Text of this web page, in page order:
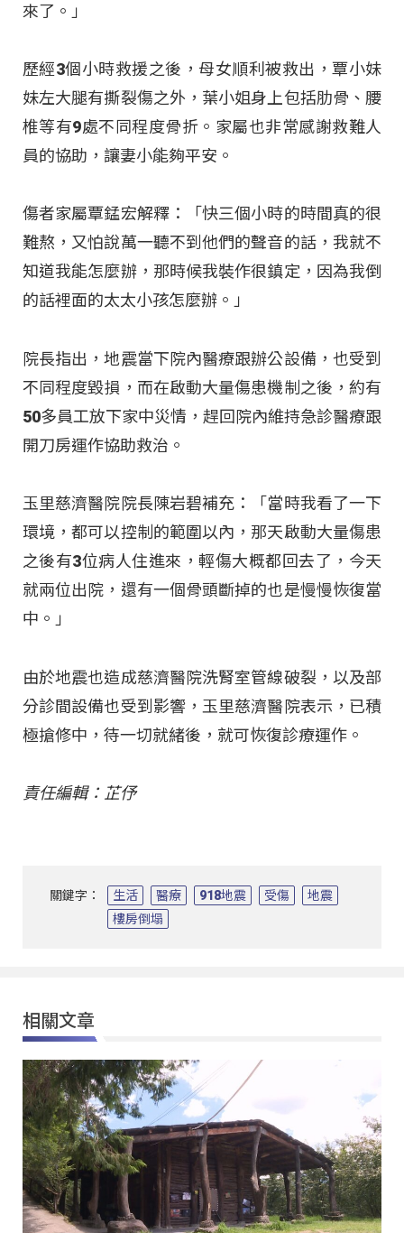
來了。」
歷經3個小時救援之後，母女順利被救出，覃小妹
妹左大腿有撕裂傷之外，葉小姐身上包括肋骨、腰
椎等有9處不同程度骨折。家屬也非常感謝救難人
員的協助，讓妻小能夠平安。
傷者家屬覃錳宏解釋：「快三個小時的時間真的很
難熬，又怕說萬一聽不到他們的聲音的話，我就不
知道我能怎麼辦，那時候我裝作很鎮定，因為我倒
的話裡面的太太小孩怎麼辦。」
院長指出，地震當下院內醫療跟辦公設備，也受到
不同程度毀損，而在啟動大量傷患機制之後，約有
50多員工放下家中災情，趕回院內維持急診醫療跟
開刀房運作協助救治。
玉里慈濟醫院院長陳岩碧補充：「當時我看了一下
環境，都可以控制的範圍以內，那天啟動大量傷患
之後有3位病人住進來，輕傷大概都回去了，今天
就兩位出院，還有一個骨頭斷掉的也是慢慢恢復當
中。」
由於地震也造成慈濟醫院洗腎室管線破裂，以及部
分診間設備也受到影響，玉里慈濟醫院表示，已積
極搶修中，待一切就緒後，就可恢復診療運作。
責任編輯：芷伃
關鍵字： 生活 醫療 918地震 受傷
地震
樓房倒塌
相關文章